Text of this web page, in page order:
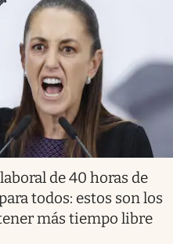
de 40 horas de
todos: estos son los
más tiempo libre